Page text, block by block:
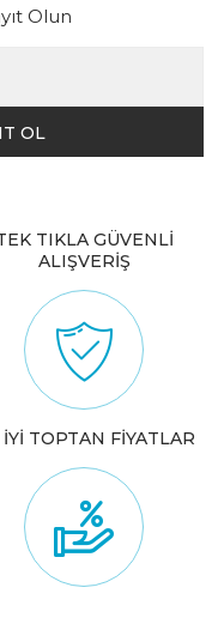
Olun
OL
TIKLA GÜVENLİ
ALIŞVERİŞ
TOPTAN FİYATLAR